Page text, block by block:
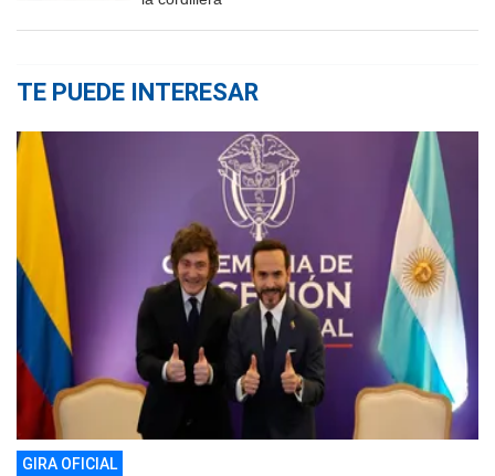
TE PUEDE INTERESAR
GIRA OFICIAL